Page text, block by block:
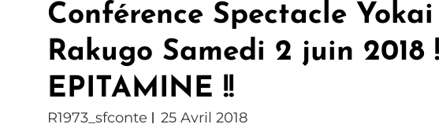
Conférence Spectacle
Rakugo Samedi 2 juin 2018
EPITAMINE !!
R1973_sfconte 25 Avril 2018